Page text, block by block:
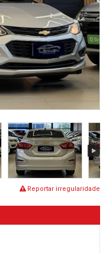
Reportar irregularidade